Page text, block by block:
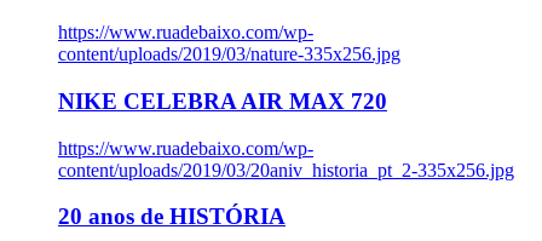
https://www.ruadebaixo.com/wp-
content/uploads/2019/03/nature-335x256.jpg
NIKE CELEBRA AIR MAX 720
https://www.ruadebaixo.com/wp-
content/uploads/2019/03/20aniv_historia_pt_2-335x256.jpg
20 anos de HISTÓRIA